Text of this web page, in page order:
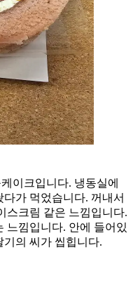
이크입니다. 냉동실에
가 먹었습니다. 꺼내서
스크림 같은 느낌입니다.
느낌입니다. 안에 들어있
의 씨가 씹힙니다.